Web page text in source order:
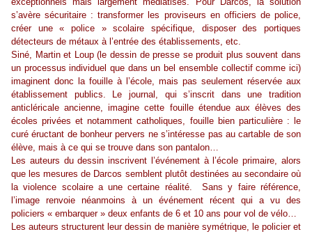
s’avère sécuritaire : transformer les proviseurs en officiers de police,
créer une « police » scolaire spécifique, disposer des portiques
détecteurs de métaux à l’entrée des établissements, etc.
Siné, Martin et Loup (le dessin de presse se produit plus souvent dans
un processus individuel que dans un bel ensemble collectif comme ici)
imaginent donc la fouille à l’école, mais pas seulement réservée aux
établissement publics. Le journal, qui s’inscrit dans une tradition
anticléricale ancienne, imagine cette fouille étendue aux élèves des
écoles privées et notamment catholiques, fouille bien particulière : le
curé éructant de bonheur pervers ne s’intéresse pas au cartable de son
élève, mais à ce qui se trouve dans son pantalon…
Les auteurs du dessin inscrivent l’événement à l’école primaire, alors
que les mesures de Darcos semblent plutôt destinées au secondaire où
la violence scolaire a une certaine réalité. Sans y faire référence,
l’image renvoie néanmoins à un événement récent qui a vu des
policiers « embarquer » deux enfants de 6 et 10 ans pour vol de vélo…
Les auteurs structurent leur dessin de manière symétrique, le policier et